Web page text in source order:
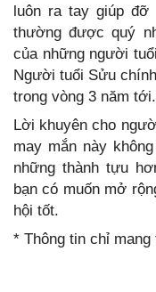
luôn ra tay giúp
thường được quý
của những người
Người tuổi Sửu
trong vòng 3 năm tới.
Lời khuyên cho
may mắn này
những thành tựu
bạn có muốn mở
hội tốt.
* Thông tin chỉ